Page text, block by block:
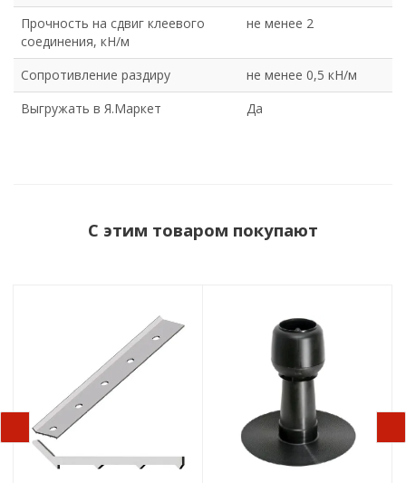
Прочность на сдвиг клеевого
соединения, кН/м
не менее 2
Сопротивление раздиру
не менее 0,5 кН/м
Выгружать в Я.Маркет
Да
С этим товаром покупают